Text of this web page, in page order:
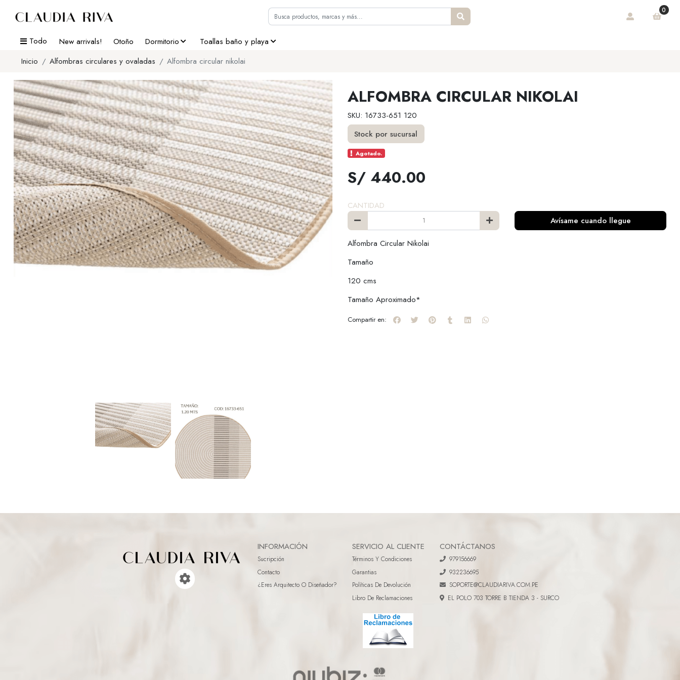
0
Todo New arrivals! Otoño Dormitorio
Toallas baño y playa
Inicio
Alfombras circulares y ovaladas Alfombra circular nikolai
ALFOMBRA CIRCULAR NIKOLAI
SKU: 16733-651 120
Stock por sucursal
Agotado.
S/ 440.00
CANTIDAD
Avísame cuando llegue
Alfombra Circular Nikolai
Tamaño
120 cms
Tamaño Aproximado*
Compartir en:
INFORMACIÓN
Sucripción
Contacto
¿eres Arquitecto O Diseñador?
SERVICIO AL CLIENTE
Términos Y Condiciones
Garantias
Políticas De Devolución
Libro De Reclamaciones
CONTÁCTANOS
979156669
932236695
SOPORTE@CLAUDIARIVA.COM.PE
EL POLO 703 TORRE B TIENDA 3 - SURCO